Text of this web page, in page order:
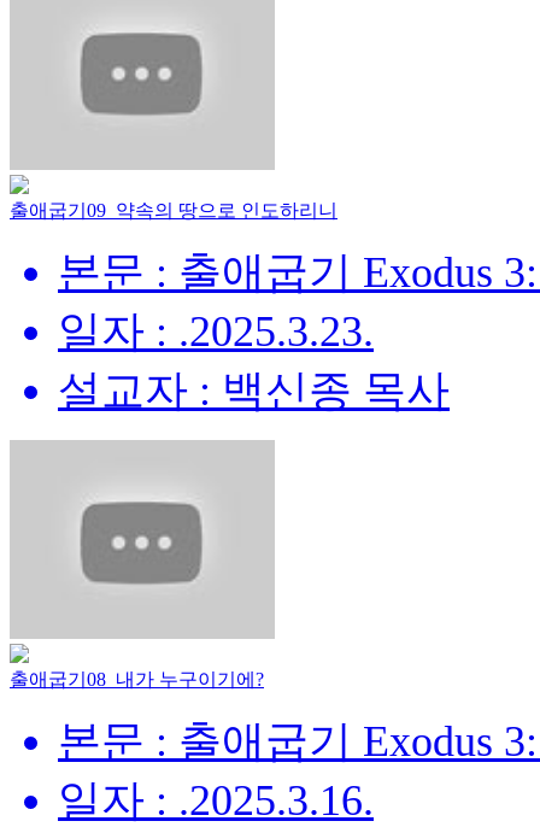
출애굽기09_약속의 땅으로 인도하리니
본문 : 출애굽기 Exodus
일자 : .2025.3.23.
설교자 : 백신종 목사
출애굽기08_내가 누구이기에?
본문 : 출애굽기 Exodus
일자 : .2025.3.16.